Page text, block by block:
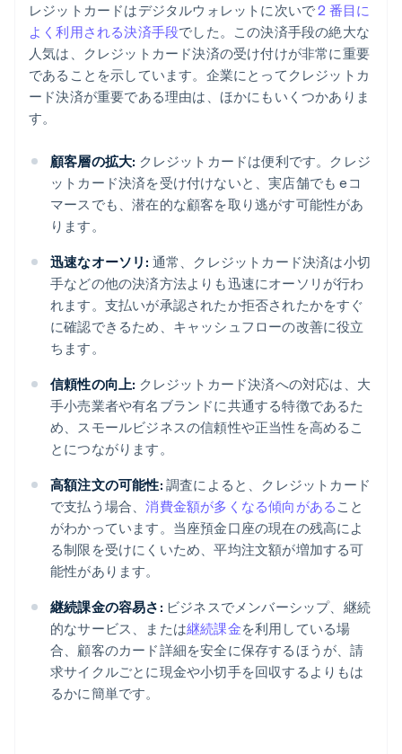
レジットカードはデジタルウォレットに次いで2 番目に
よく利用される決済手段でした。この決済手段の絶大な
人気は、クレジットカード決済の受け付けが非常に重要
であることを示しています。企業にとってクレジットカ
ード決済が重要である理由は、ほかにもいくつかありま
す。
顧客層の拡大: クレジットカードは便利です。クレジ
ットカード決済を受け付けないと、実店舗でも eコ
マースでも、潜在的な顧客を取り逃がす可能性があ
ります。
迅速なオーソリ: 通常、クレジットカード決済は小切
手などの他の決済方法よりも迅速にオーソリが行わ
れます。支払いが承認されたか拒否されたかをすぐ
に確認できるため、キャッシュフローの改善に役立
ちます。
信頼性の向上: クレジットカード決済への対応は、大
手小売業者や有名ブランドに共通する特徴であるた
め、スモールビジネスの信頼性や正当性を高めるこ
とにつながります。
高額注文の可能性: 調査によると、クレジットカード
で支払う場合、消費金額が多くなる傾向がある こと
がわかっています。当座預金口座の現在の残高によ
る制限を受けにくいため、平均注文額が増加する可
能性があります。
継続課金の容易さ: ビジネスでメンバーシップ、継続
的なサービス、または継続課金を利用している場
合、顧客のカード詳細を安全に保存するほうが、請
求サイクルごとに現金や小切手を回収するよりもは
るかに簡単です。